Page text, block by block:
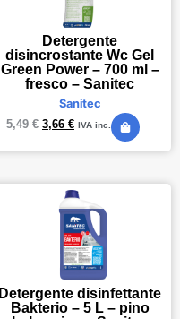
Detergente
disincrostante Wc Gel
Green Power – 700 ml –
fresco – Sanitec
Sanitec
5,49€ 3,66 € IVA inc.
Detergente disinfettante
Bakterio – 5 L – pino